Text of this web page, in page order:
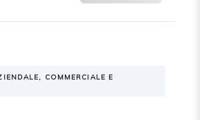
COMMERCIALE E